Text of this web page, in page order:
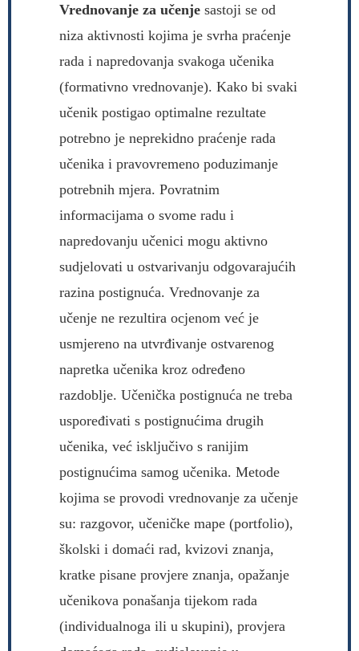
Vrednovanje za učenje sastoji se od
niza aktivnosti kojima je svrha praćenje
rada i napredovanja svakoga učenika
(formativno vrednovanje). Kako bi svaki
učenik postigao optimalne rezultate
potrebno je neprekidno praćenje rada
učenika i pravovremeno poduzimanje
potrebnih mjera. Povratnim
informacijama o svome radu i
napredovanju učenici mogu aktivno
sudjelovati u ostvarivanju odgovarajućih
razina postignuća. Vrednovanje za
učenje ne rezultira ocjenom već je
usmjereno na utvrđivanje ostvarenog
napretka učenika kroz određeno
razdoblje. Učenička postignuća ne treba
uspoređivati s postignućima drugih
učenika, već isključivo s ranijim
postignućima samog učenika. Metode
kojima se provodi vrednovanje za učenje
su: razgovor, učeničke mape (portfolio),
školski i domaći rad, kvizovi znanja,
kratke pisane provjere znanja, opažanje
učenikova ponašanja tijekom rada
(individualnoga ili u skupini), provjera